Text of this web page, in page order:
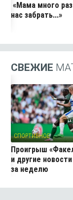
«Мама много
нас забрать...»
СВЕЖИЕ
СПОРТИВНОЕ
Проигрыш
и другие
за неделю